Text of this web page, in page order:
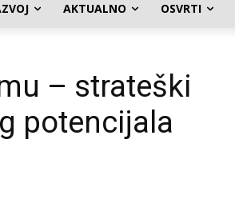
AKTUALNO OSVRTI
– strateški
potencijala